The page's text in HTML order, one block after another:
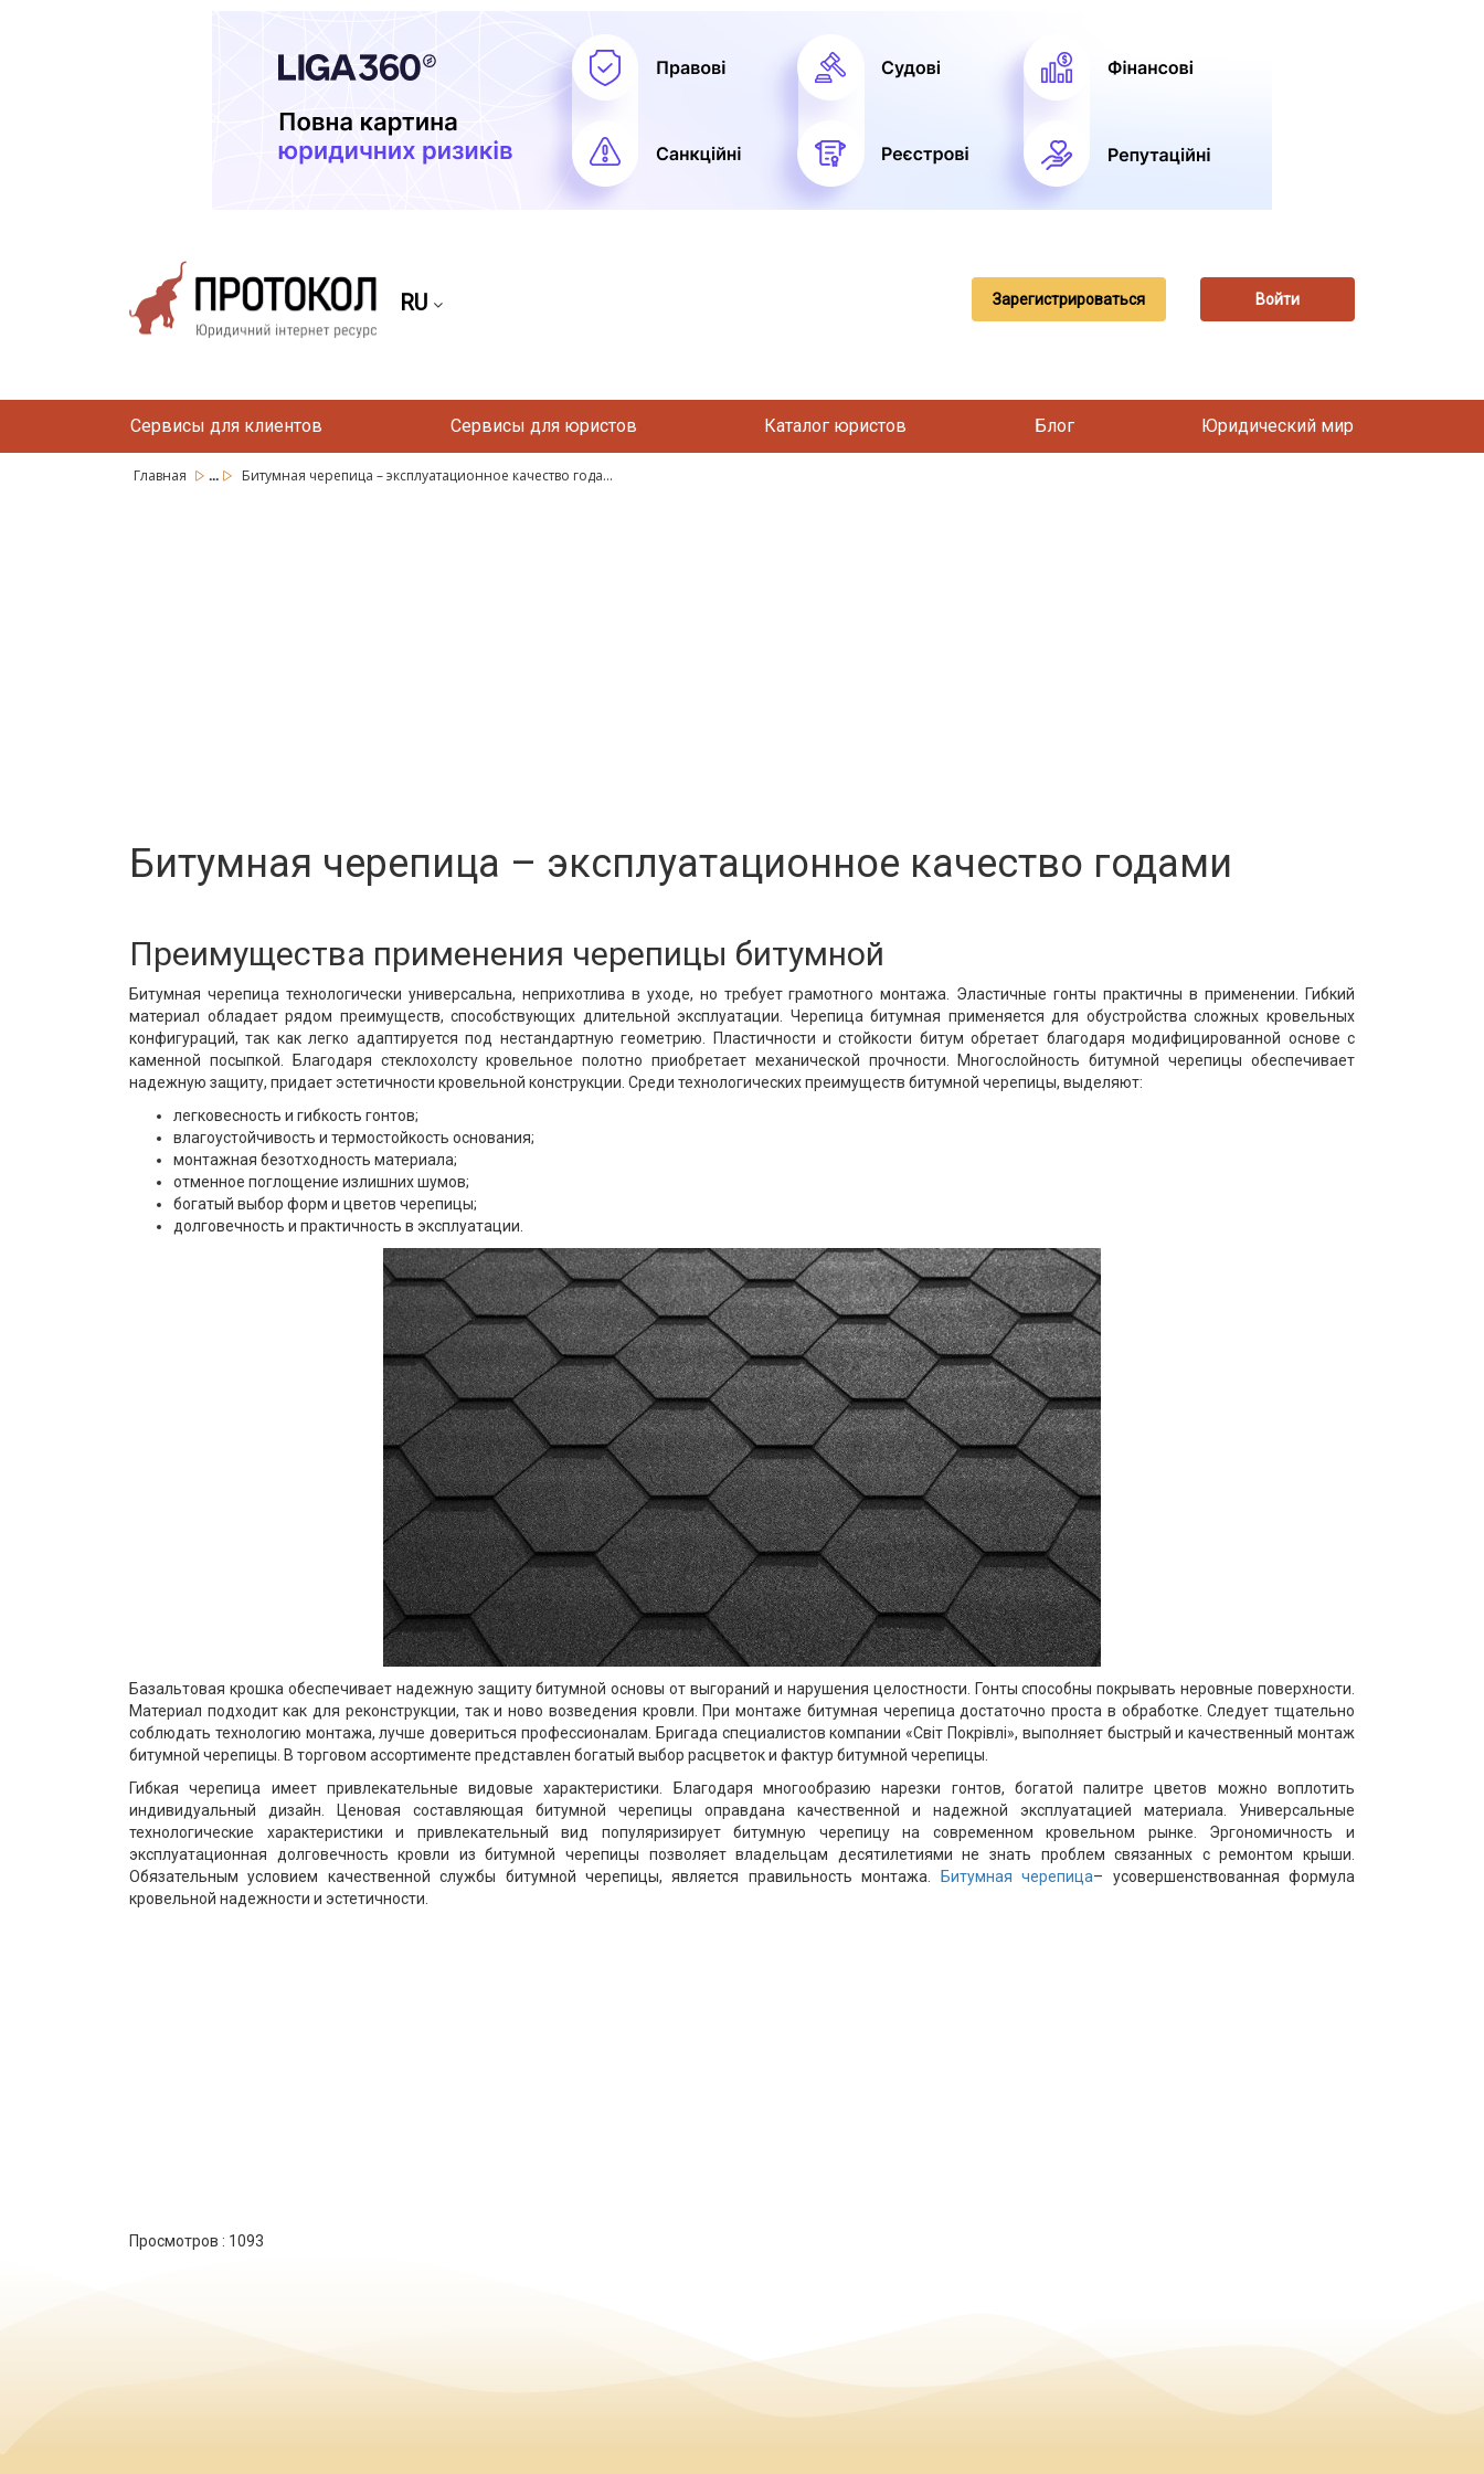
RU Зарегистрироваться Войти
Сервисы для клиентов Сервисы для юристов Каталог юристов Блог Юридический мир
Главная ... Битумная черепица – эксплуатационное качество года...
Битумная черепица – эксплуатационное качество годами
Преимущества применения черепицы битумной
Битумная черепица технологически универсальна, неприхотлива в уходе, но требует грамотного монтажа. Эластичные гонты практичны в применении. Гибкий
материал обладает рядом преимуществ, способствующих длительной эксплуатации. Черепица битумная применяется для обустройства сложных кровельных
конфигураций, так как легко адаптируется под нестандартную геометрию. Пластичности и стойкости битум обретает благодаря модифицированной основе с
каменной посыпкой. Благодаря стеклохолсту кровельное полотно приобретает механической прочности. Многослойность битумной черепицы обеспечивает
надежную защиту, придает эстетичности кровельной конструкции. Среди технологических преимуществ битумной черепицы, выделяют:
легковесность и гибкость гонтов;
влагоустойчивость и термостойкость основания;
монтажная безотходность материала;
отменное поглощение излишних шумов;
богатый выбор форм и цветов черепицы;
долговечность и практичность в эксплуатации.
Базальтовая крошка обеспечивает надежную защиту битумной основы от выгораний и нарушения целостности. Гонты способны покрывать неровные поверхности.
Материал подходит как для реконструкции, так и ново возведения кровли. При монтаже битумная черепица достаточно проста в обработке. Следует тщательно
соблюдать технологию монтажа, лучше довериться профессионалам. Бригада специалистов компании «Світ Покрівлі», выполняет быстрый и качественный монтаж
битумной черепицы. В торговом ассортименте представлен богатый выбор расцветок и фактур битумной черепицы.
Гибкая черепица имеет привлекательные видовые характеристики. Благодаря многообразию нарезки гонтов, богатой палитре цветов можно воплотить
индивидуальный дизайн. Ценовая составляющая битумной черепицы оправдана качественной и надежной эксплуатацией материала. Универсальные
технологические характеристики и привлекательный вид популяризирует битумную черепицу на современном кровельном рынке. Эргономичность и
эксплуатационная долговечность кровли из битумной черепицы позволяет владельцам десятилетиями не знать проблем связанных с ремонтом крыши.
Обязательным условием качественной службы битумной черепицы, является правильность монтажа.
Битумная черепица– усовершенствованная формула
кровельной надежности и эстетичности.
Просмотров : 1093